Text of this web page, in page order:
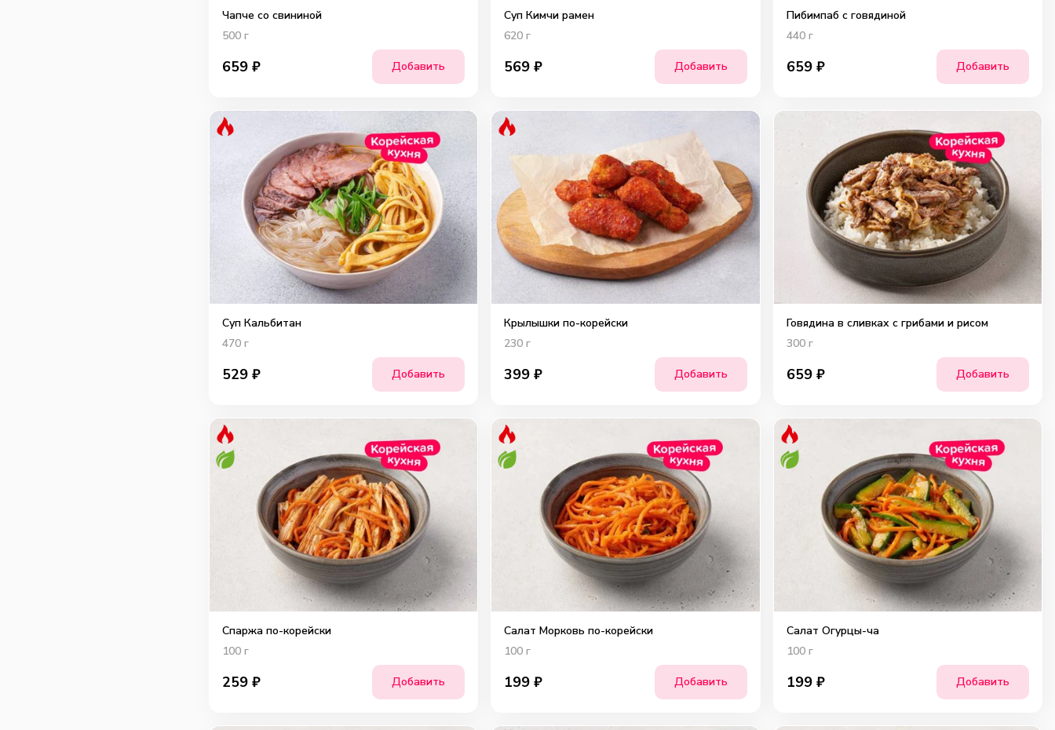
Чапче со свининой
500 г
659 ₽ Добавить
Суп Кимчи рамен
620 г
569₽ Добавить
Пибимпаб с говядиной
440г
659 ₽ Добавить
Суп Кальбитан
470 г
529 ₽ Добавить
Крылышки по-корейски
230 г
399₽ Добавить
Говядина в сливках с грибами и рисом
300г
659 ₽ Добавить
Спаржа по-корейски
100 г
259 ₽ Добавить
Салат Морковь по-корейски
100 г
199₽ Добавить
Салат Огурцы-ча
100г
199 ₽ Добавить